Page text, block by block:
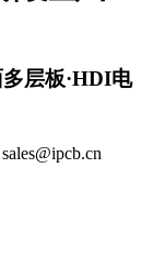
层板·HDI电